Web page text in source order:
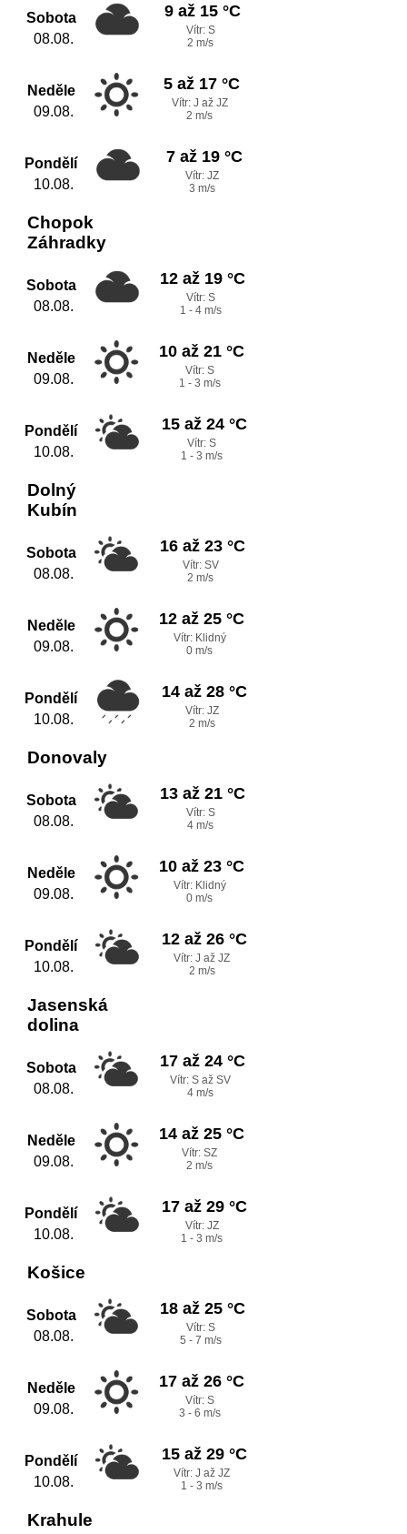
Sobota
08.08.
9 až 15 °C
Vítr: S
2 m/s
Neděle
09.08.
5 až 17 °C
Vítr: J až JZ
2 m/s
Pondělí
10.08.
7 až 19 °C
Vítr: JZ
3 m/s
Chopok
Záhradky
Sobota
08.08.
12 až 19 °C
Vítr: S
1 - 4 m/s
Neděle
09.08.
10 až 21 °C
Vítr: S
1 - 3 m/s
Pondělí
10.08.
15 až 24 °C
Vítr: S
1 - 3 m/s
Dolný
Kubín
Sobota
08.08.
16 až 23 °C
Vítr: SV
2 m/s
Neděle
09.08.
12 až 25 °C
Vítr: Klidný
0 m/s
Pondělí
10.08.
14 až 28 °C
Vítr: JZ
2 m/s
Donovaly
Sobota
08.08.
13 až 21 °C
Vítr: S
4 m/s
Neděle
09.08.
10 až 23 °C
Vítr: Klidný
0 m/s
Pondělí
10.08.
12 až 26 °C
Vítr: J až JZ
2 m/s
Jasenská
dolina
Sobota
08.08.
17 až 24 °C
Vítr: S až SV
4 m/s
Neděle
09.08.
14 až 25 °C
Vítr: SZ
2 m/s
Pondělí
10.08.
17 až 29 °C
Vítr: JZ
1 - 3 m/s
Košice
Sobota
08.08.
18 až 25 °C
Vítr: S
5 - 7 m/s
Neděle
09.08.
17 až 26 °C
Vítr: S
3 - 6 m/s
Pondělí
10.08.
15 až 29 °C
Vítr: J až JZ
1 - 3 m/s
Krahule